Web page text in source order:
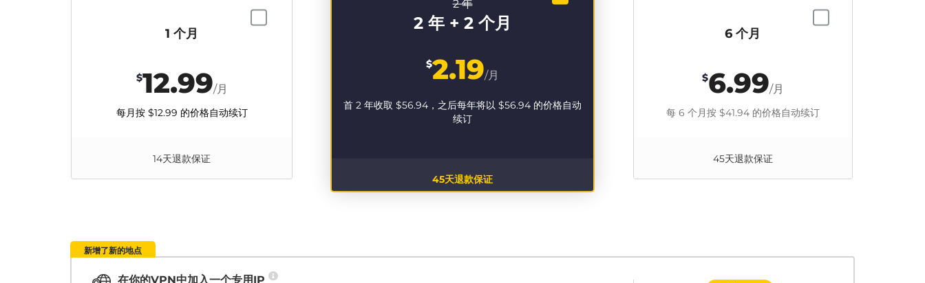
2 年
2 年 + 2 个月
$2.19/月
首 2 年收取 $56.94 ，之后每年将以 $56.94 的价格自动
续订
45天退款保证
6 个月
$6.99/月
每 6 个月按 $41.94的价格自动续订
45天退款保证
1 个月
$12.99/月
每月按 $12.99 的价格自动续订
14天退款保证
新增了新的地点
在你的VPN中加入一个专用IP